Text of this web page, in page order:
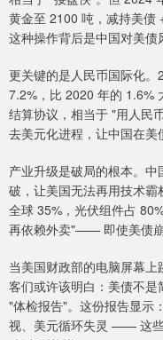
黄金至 2100 吨，减持美债
这种操作背后是中国对美债
更关键的是人民币国际化
7.2%，比 2020 年的 1.6%
结算协议，相当于 "用人民
去美元化进程，让中国在美
产业升级是破局的根本。
破，让美国无法再用技术
全球 35%，光伏组件占
再依赖外卖"—— 即使美债崩
当美国财政部的电脑屏幕
客们或许该明白：美债不
"体检报告"。这份报告显示
视、美元循环失灵 —— 这